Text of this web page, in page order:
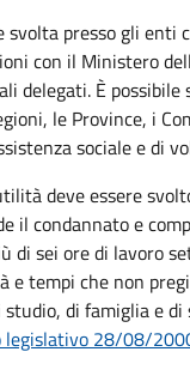
svolta presso gli enti
con il Ministero
delegati. È
le Province, i
sociale e di
deve essere
il condannato e
di sei ore di lavoro
e tempi che non
di famiglia e di
legislativo 28/08/